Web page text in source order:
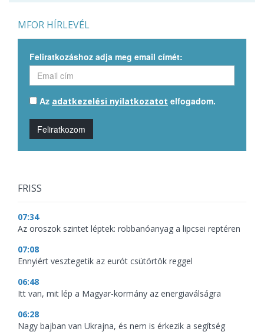
MFOR HÍRLEVÉL
Feliratkozáshoz adja meg email címét:
Az adatkezelési nyilatkozatot elfogadom.
Feliratkozom
FRISS
07:34
Az oroszok szintet léptek: robbanóanyag a lipcsei reptéren
07:08
Ennyiért vesztegetik az eurót csütörtök reggel
06:48
Itt van, mit lép a Magyar-kormány az energiaválságra
06:28
Nagy bajban van Ukrajna, és nem is érkezik a segítség